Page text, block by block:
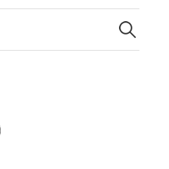
Ricerca
per: